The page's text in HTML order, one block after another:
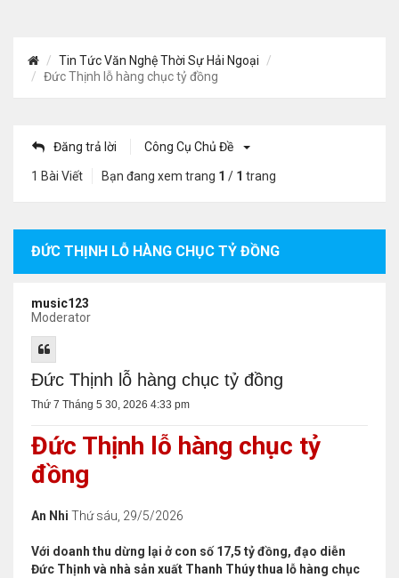
Tin Tức Văn Nghệ Thời Sự Hải Ngoại
Đức Thịnh lỗ hàng chục tỷ đồng
Đăng trả lời Công Cụ Chủ Đề
1 Bài Viết Bạn đang xem trang 1 / 1 trang
ĐỨC THỊNH LỖ HÀNG CHỤC TỶ ĐỒNG
music123
Moderator
Đức Thịnh lỗ hàng chục tỷ đồng
Thứ 7 Tháng 5 30, 2026 4:33 pm
Đức Thịnh lỗ hàng chục tỷ
đồng
An Nhi Thứ sáu, 29/5/2026
Với doanh thu dừng lại ở con số 17,5 tỷ đồng, đạo diễn
Đức Thịnh và nhà sản xuất Thanh Thúy thua lỗ hàng chục